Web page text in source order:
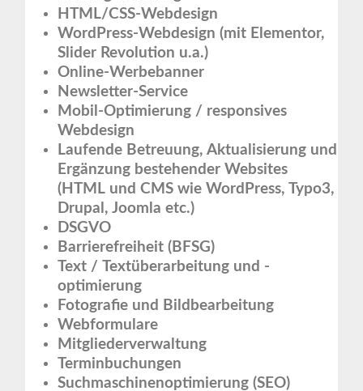
HTML/CSS-Webdesign
WordPress-Webdesign (mit Elementor,
Slider Revolution u.a.)
Online-Werbebanner
Newsletter-Service
Mobil-Optimierung / responsives
Webdesign
Laufende Betreuung, Aktualisierung und
Ergänzung bestehender Websites
(HTML und CMS wie WordPress, Typo3,
Drupal, Joomla etc.)
DSGVO
Barrierefreiheit (BFSG)
Text / Textüberarbeitung und -
optimierung
Fotografie und Bildbearbeitung
Webformulare
Mitgliederverwaltung
Terminbuchungen
Suchmaschinenoptimierung (SEO)